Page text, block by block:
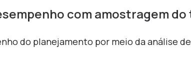
com amostragem
do planejamento por meio da análise